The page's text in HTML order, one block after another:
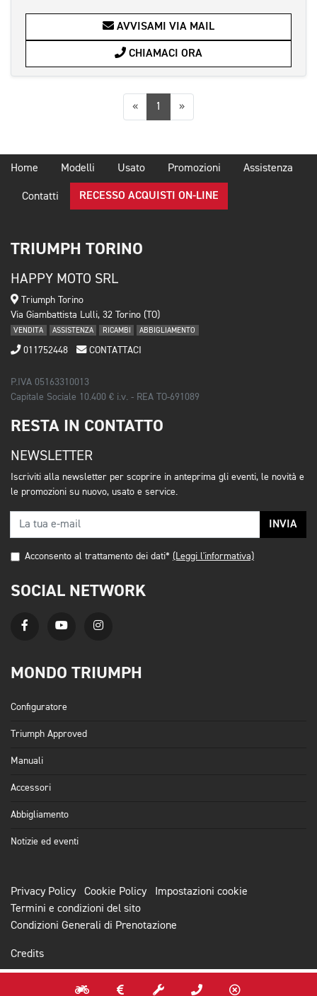
AVVISAMI VIA MAIL
CHIAMACI ORA
«Precedente
1 »Successiva
Home Modelli Usato Promozioni Assistenza
Contatti RECESSO ACQUISTI ON-LINE
TRIUMPH TORINO
HAPPY MOTO SRL
Triumph Torino
Via Giambattista Lulli, 32 Torino (TO)
VENDITA ASSISTENZA RICAMBI ABBIGLIAMENTO
011752448 CONTATTACI
P.IVA 05163310013
Capitale Sociale 10.400 € i.v. - REA TO-691089
RESTA IN CONTATTO
NEWSLETTER
Iscriviti alla newsletter per scoprire in anteprima gli eventi, le novità e
le promozioni su nuovo, usato e service.
INVIA
Acconsento al trattamento dei dati* (Leggi l'informativa)
SOCIAL NETWORK
MONDO TRIUMPH
Configuratore
Triumph Approved
Manuali
Accessori
Abbigliamento
Notizie ed eventi
Privacy Policy Cookie Policy
Impostazioni cookie
Termini e condizioni del sito
Condizioni Generali di Prenotazione
Credits